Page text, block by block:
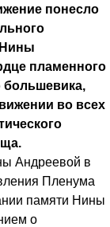
понесло
Нины
пламенного
большевика,
во всех
Андреевой в
Пленума
памяти Нины
о